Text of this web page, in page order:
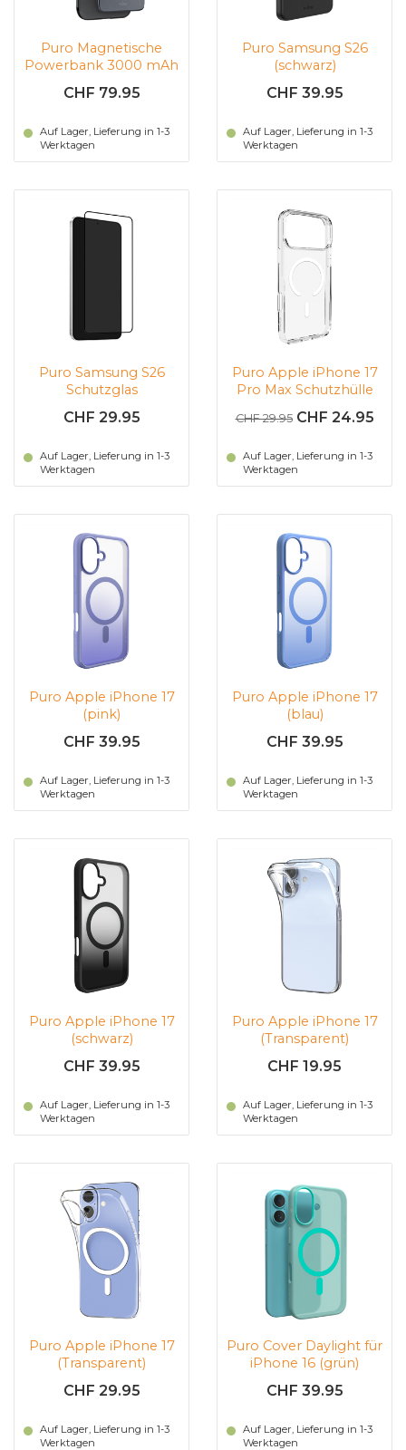
Puro Magnetische
Powerbank 3000 mAh
CHF 79.95
Auf Lager, Lieferung in 1-3
Werktagen
Puro Samsung S26
(schwarz)
CHF 39.95
Auf Lager, Lieferung in 1-3
Werktagen
Puro Samsung S26
Schutzglas
CHF 29.95
Auf Lager, Lieferung in 1-3
Werktagen
Puro Apple iPhone 17
Pro Max Schutzhülle
CHF 29.95 CHF 24.95
Auf Lager, Lieferung in 1-3
Werktagen
Puro Apple iPhone 17
(pink)
CHF 39.95
Auf Lager, Lieferung in 1-3
Werktagen
Puro Apple iPhone 17
(blau)
CHF 39.95
Auf Lager, Lieferung in 1-3
Werktagen
Puro Apple iPhone 17
(schwarz)
CHF 39.95
Auf Lager, Lieferung in 1-3
Werktagen
Puro Apple iPhone 17
(Transparent)
CHF 19.95
Auf Lager, Lieferung in 1-3
Werktagen
Puro Apple iPhone 17
(Transparent)
CHF 29.95
Auf Lager, Lieferung in 1-3
Werktagen
Puro Cover Daylight für
iPhone 16 (grün)
CHF 39.95
Auf Lager, Lieferung in 1-3
Werktagen